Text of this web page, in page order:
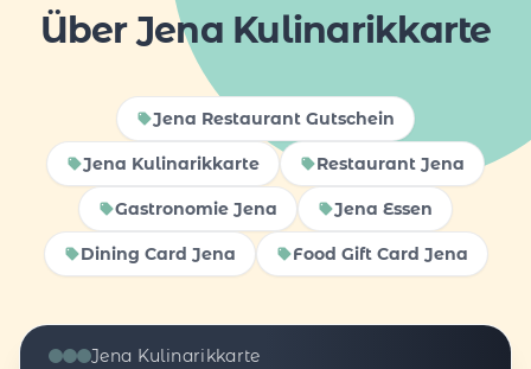
Über Jena Kulinarikkarte
Jena Restaurant Gutschein
Jena Kulinarikkarte Restaurant Jena
Gastronomie Jena Jena Essen
Dining Card Jena Food Gift Card Jena
Jena Kulinarikkarte